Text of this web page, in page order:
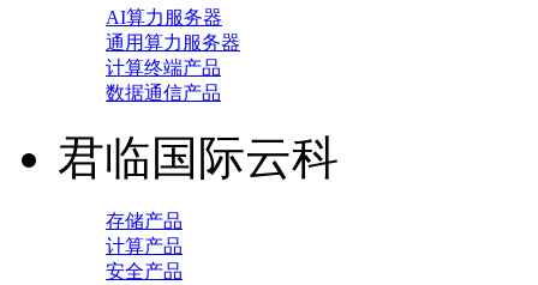
AI算力服务器
通用算力服务器
计算终端产品
数据通信产品
君临国际云科
存储产品
计算产品
安全产品